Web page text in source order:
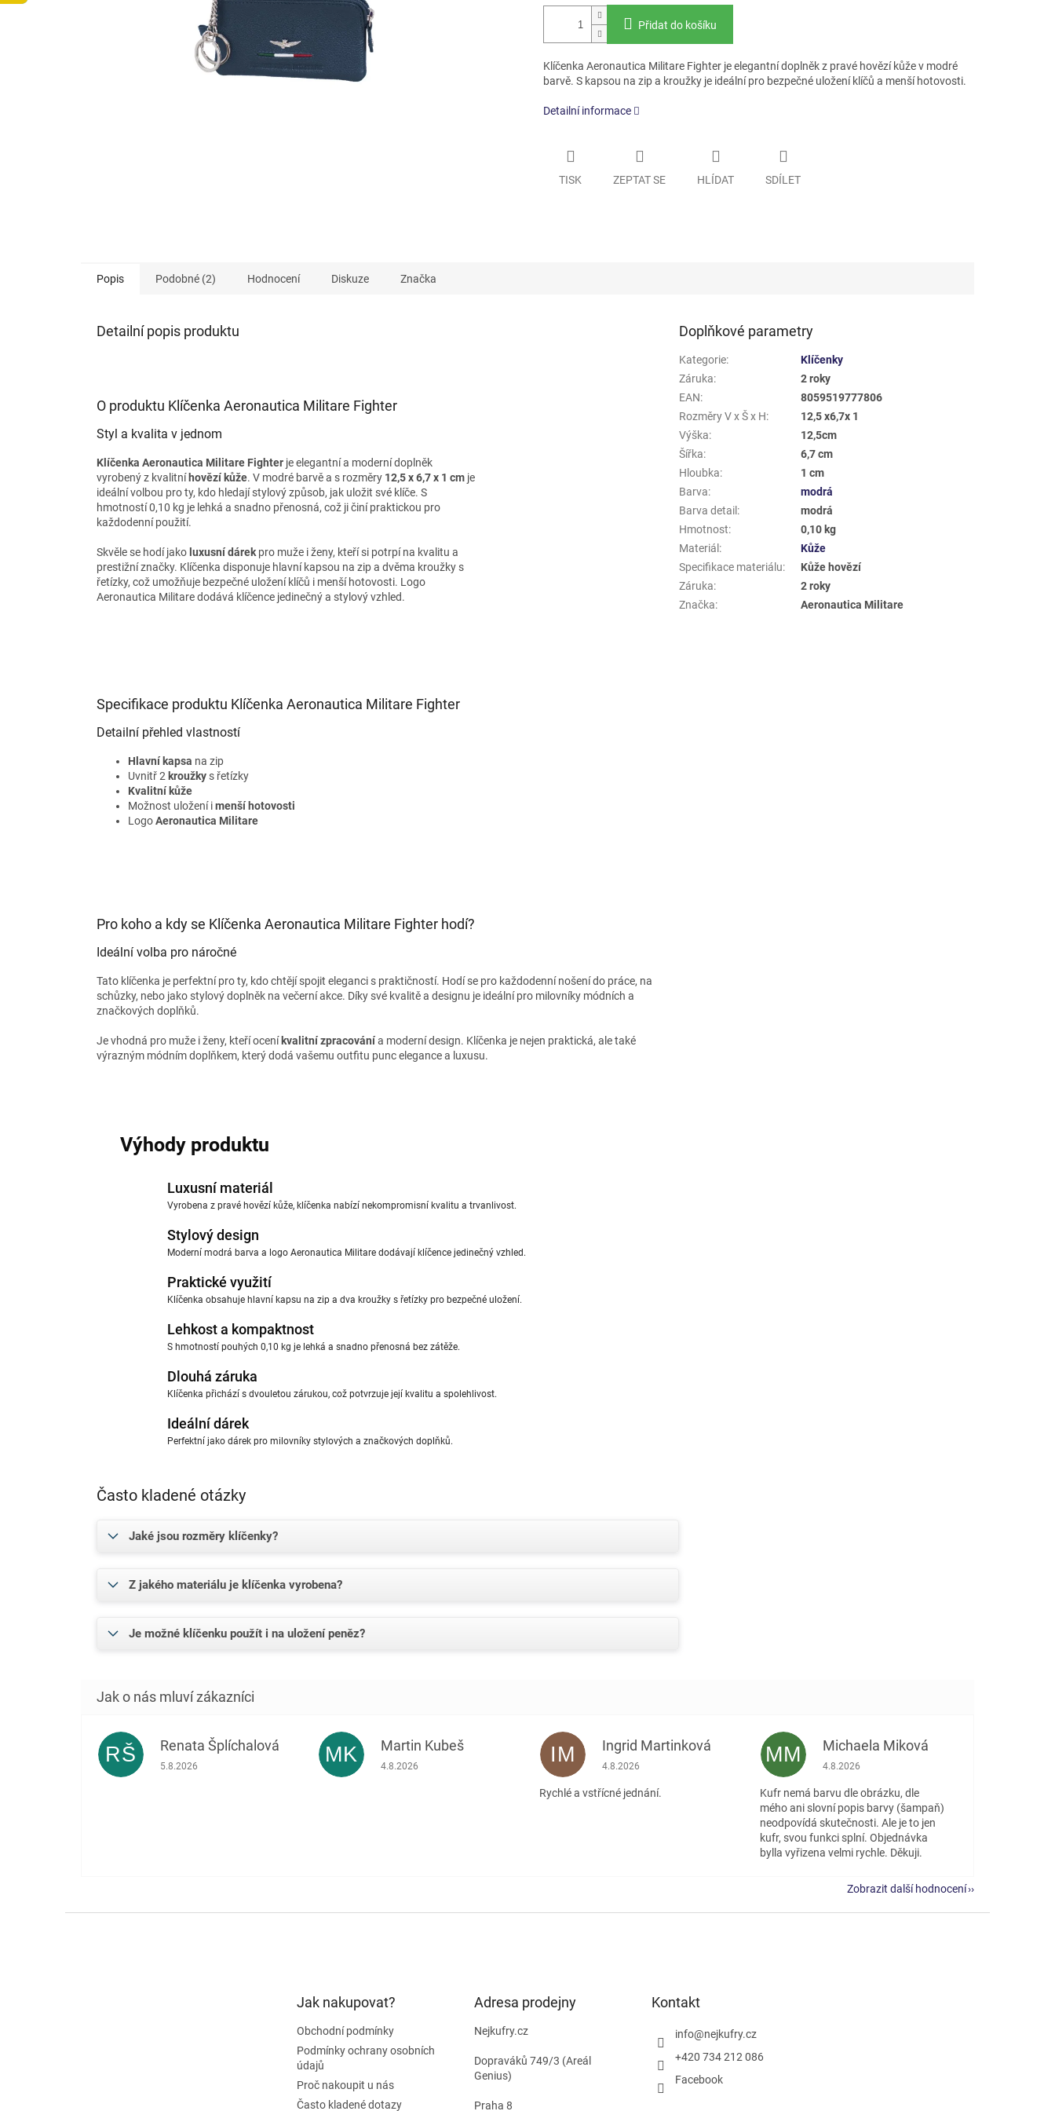
Přidat do košíku
Klíčenka Aeronautica Militare Fighter je elegantní doplněk z pravé hovězí kůže v modré
barvě. S kapsou na zip a kroužky je ideální pro bezpečné uložení klíčů a menší hotovosti.
Detailní informace
TISK ZEPTAT SE HLÍDAT SDÍLET
Popis Podobné (2) Hodnocení Diskuze Značka
Detailní popis produktu
O produktu Klíčenka Aeronautica Militare Fighter
Styl a kvalita v jednom
Klíčenka Aeronautica Militare Fighter je elegantní a moderní doplněk
vyrobený z kvalitní hovězí kůže. V modré barvě a s rozměry 12,5 x 6,7 x 1 cm je
ideální volbou pro ty, kdo hledají stylový způsob, jak uložit své klíče. S
hmotností 0,10 kg je lehká a snadno přenosná, což ji činí praktickou pro
každodenní použití.
Skvěle se hodí jako luxusní dárek pro muže i ženy, kteří si potrpí na kvalitu a
prestižní značky. Klíčenka disponuje hlavní kapsou na zip a dvěma kroužky s
řetízky, což umožňuje bezpečné uložení klíčů i menší hotovosti. Logo
Aeronautica Militare dodává klíčence jedinečný a stylový vzhled.
Specifikace produktu Klíčenka Aeronautica Militare Fighter
Detailní přehled vlastností
Hlavní kapsa na zip
Uvnitř 2 kroužky s řetízky
Kvalitní kůže
Možnost uložení imenší hotovosti
LogoAeronautica Militare
Pro koho a kdy se Klíčenka Aeronautica Militare Fighter hodí?
Ideální volba pro náročné
Tato klíčenka je perfektní pro ty, kdo chtějí spojit eleganci s praktičností. Hodí se pro každodenní nošení do práce, na
schůzky, nebo jako stylový doplněk na večerní akce. Díky své kvalitě a designu je ideální pro milovníky módních a
značkových doplňků.
Je vhodná pro muže i ženy, kteří ocení kvalitní zpracovánía moderní design. Klíčenka je nejen praktická, ale také
výrazným módním doplňkem, který dodá vašemu outfitu punc elegance a luxusu.
Výhody produktu
Luxusní materiál
Vyrobena z pravé hovězí kůže, klíčenka nabízí nekompromisní kvalitu a trvanlivost.
Stylový design
Moderní modrá barva a logo Aeronautica Militare dodávají klíčence jedinečný vzhled.
Praktické využití
Klíčenka obsahuje hlavní kapsu na zip a dva kroužky s řetízky pro bezpečné uložení.
Lehkost a kompaktnost
S hmotností pouhých 0,10 kg je lehká a snadno přenosná bez zátěže.
Dlouhá záruka
Klíčenka přichází s dvouletou zárukou, což potvrzuje její kvalitu a spolehlivost.
Ideální dárek
Perfektní jako dárek pro milovníky stylových a značkových doplňků.
Často kladené otázky
Jaké jsou rozměry klíčenky?
Z jakého materiálu je klíčenka vyrobena?
Je možné klíčenku použít i na uložení peněz?
Doplňkové parametry
Kategorie:
Klíčenky
Záruka:
2 roky
EAN:
8059519777806
Rozměry V x Š x H:
12,5 x6,7x 1
Výška:
12,5cm
Šířka:
6,7 cm
Hloubka:
1 cm
Barva:
modrá
Barva detail :
modrá
Hmotnost:
0,10 kg
Materiál :
Kůže
Specifikace materiálu:
Kůže hovězí
Záruka:
2 roky
Značka: Aeronautica Militare
RŠ Renata Šplíchalová
Hodnocení obchodu je 5 z 5 hvězdiček.
5.8.2026 MK Martin Kubeš
Hodnocení obchodu je 5 z 5 hvězdiček.
4.8.2026 IM Ingrid Martinková
Hodnocení obchodu je 5 z 5 hvězdiček.
4.8.2026
Rychlé a vstřícné jednání.
MM Michaela Miková
Hodnocení obchodu je 5 z 5 hvězdiček.
4.8.2026
Kufr nemá barvu dle obrázku, dle
mého ani slovní popis barvy (šampaň)
neodpovídá skutečnosti. Ale je to jen
kufr, svou funkci splní. Objednávka
bylla vyřizena velmi rychle. Děkuji.
Zobrazit další hodnocení
Jak nakupovat?
Obchodní podmínky
Podmínky ochrany osobních
údajů
Proč nakoupit u nás
Často kladené dotazy
Adresa prodejny
Nejkufry.cz
Dopraváků 749/3 (Areál
Genius)
Praha 8
Kontakt
info@nejkufry.cz
+420 734 212 086
Facebook